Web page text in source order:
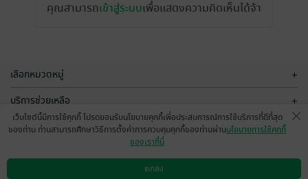
คุณสามารถเข้าสู่ระบบเพื่อแสดงความคิดเห็นได้จ้า
เลือกหมวดหมู่ +
บริการช่วยเหลือ +
เกี่ยวกับเรา
ติดต่อเรา
เว็บไซต์นี้มีการใช้คุกกี้ โปรดยอมรับนโยบายคุกกี้เพื่อประสบการณ์การใช้บริการที่ดีที่สุด
ของท่าน ท่านสามารถศึกษาวิธีการตั้งค่าการควบคุมคุกกี้ของท่านผ่านนโยบายการใช้คุกกี้
ของเราที่นี่
ตกลง